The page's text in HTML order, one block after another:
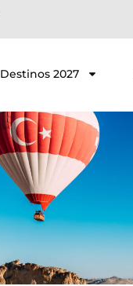
Destinos 2027